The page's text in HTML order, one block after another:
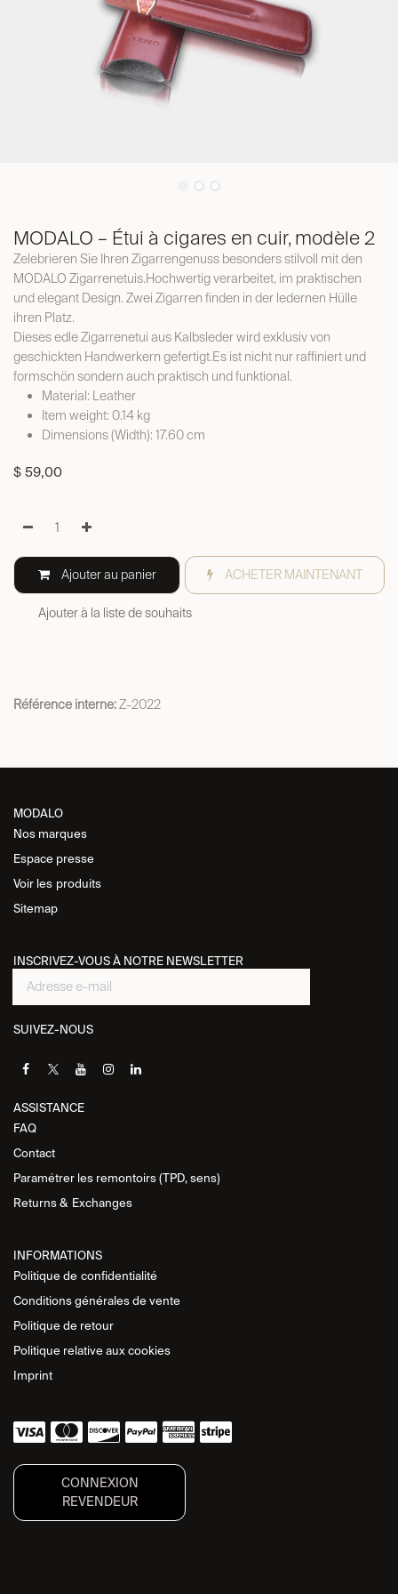
MODALO – Étui à cigares en cuir, modèle 2
Zelebrieren Sie Ihren Zigarrengenuss besonders stilvoll mit den
MODALO Zigarrenetuis.Hochwertig verarbeitet, im praktischen
und elegant Design. Zwei Zigarren finden in der ledernen Hülle
ihren Platz.
Dieses edle Zigarrenetui aus Kalbsleder wird exklusiv von
geschickten Handwerkern gefertigt.Es ist nicht nur raffiniert und
formschön sondern auch praktisch und funktional.
Material: Leather
Item weight: 0.14 kg
Dimensions (Width): 17.60 cm
$ 59,00
Ajouter au panier ACHETER MAINTENANT
Ajouter à la liste de souhaits
Référence interne:Z-2022
MODALO
Nos marques
Espace presse
Voir les produits
Sitemap
INSCRIVEZ-VOUS À NOTRE NEWSLETTER
SUIVEZ-NOUS
ASSISTANCE​
FAQ
Contact
Paramétrer les remontoirs (TPD, sens)
Returns & Exchanges
INFORMATIONS
Politique de confidentialité
Conditions générales de vente
Politique de retour
Politique relative aux cookies
Imprint
CONNEXION
REVENDEUR